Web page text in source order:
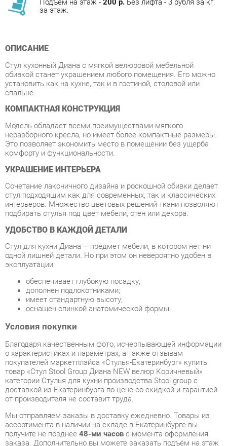
ОПИСАНИЕ
обивкой станет украшением любого помещения. Его можно
установить как на кухне, так и в гостиной, столовой или
спальне.
КОМПАКТНАЯ КОНСТРУКЦИЯ
Модель обладает всеми преимуществами мягкого
Это позволяет экономить место в помещении без ущерба
УКРАШЕНИЕ ИНТЕРЬЕРА
Сочетание лаконичного дизайна и роскошной обивки делает
стул подходящим как для современных, так и классических
интерьеров. Множество цветовых решений ткани позволяют
УДОБСТВО В КАЖДОЙ ДЕТАЛИ
Стул для кухни Диана – предмет мебели, в котором нет ни
одной лишней детали. Но при этом он невероятно удобен в
эксплуатации:
обеспечивает глубокую посадку;
дополнен подлокотниками;
имеет стандартную высоту;
оснащен спинкой анатомической формы.
Условия покупки
Благодаря качественным фото, исчерпывающей информации
о характеристиках и параметрах, а также отзывам
товар «Стул Stool Group Диана NEW велюр Коричневый»
доставкой из Екатеринбурга по цене со скидкой и гарантией
от производителя не составит труда.
Мы отправляем заказы в доставку ежедневно. Товары из
ассортимента в наличии на складе в Екатеринбурге вы
получите не позднее48-ми часов с момента оформления
заказа. Дополнительно вы можете заказать подъём на этаж
Срок доставки в другие регионы, и для товаров, находящихся
на складах производителей, рассчитывается индивидуально.
Уточнить наличие, срок и стоимость доставки вы можете